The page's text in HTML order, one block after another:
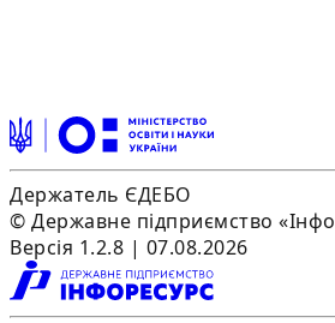
Держатель ЄДЕБО
© Державне підприємство
Версія 1.2.8 | 07.08.2026